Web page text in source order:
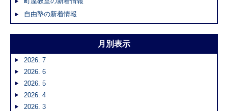
自由塾の新着情報
月別表示
2026. 7
2026. 6
2026. 5
2026. 4
2026. 3